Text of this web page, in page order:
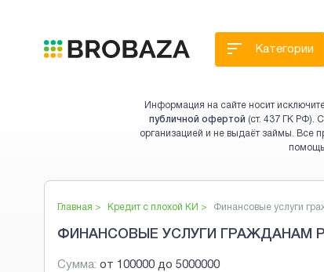
Категории
Информация на сайте носит
публичной офертой (ст. 437 ГК РФ).
организацией и не выдаёт займы. Все
Главная > Кредит с плохой КИ > Финансовые услуги
ФИНАНСОВЫЕ УСЛУГИ ГРАЖДАНАМ
Сумма: от 100000 до 5000000